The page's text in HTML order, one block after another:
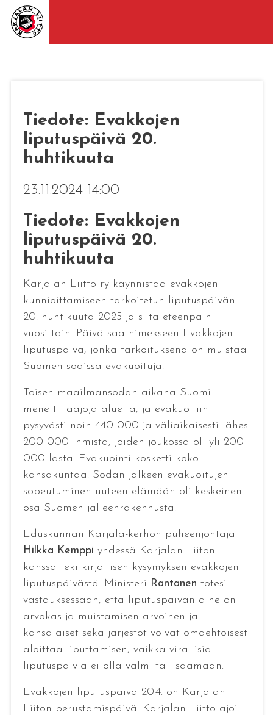
Tiedote: Evakkojen
liputuspäivä 20.
huhtikuuta
23.11.2024 14:00
Tiedote: Evakkojen
liputuspäivä 20.
huhtikuuta
Karjalan Liitto ry käynnistää evakkojen
kunnioittamiseen tarkoitetun liputuspäivän
20. huhtikuuta 2025 ja siitä eteenpäin
vuosittain. Päivä saa nimekseen Evakkojen
liputuspäivä, jonka tarkoituksena on muistaa
Suomen sodissa evakuoituja.
Toisen maailmansodan aikana Suomi
menetti laajoja alueita, ja evakuoitiin
pysyvästi noin 440 000 ja väliaikaisesti lähes
200 000 ihmistä, joiden joukossa oli yli 200
000 lasta. Evakuointi kosketti koko
kansakuntaa. Sodan jälkeen evakuoitujen
sopeutuminen uuteen elämään oli keskeinen
osa Suomen jälleenrakennusta.
Eduskunnan Karjala-kerhon puheenjohtaja
Hilkka Kemppi yhdessä Karjalan Liiton
kanssa teki kirjallisen kysymyksen evakkojen
liputuspäivästä. Ministeri Rantanen totesi
vastauksessaan, että liputuspäivän aihe on
arvokas ja muistamisen arvoinen ja
kansalaiset sekä järjestöt voivat omaehtoisesti
aloittaa liputtamisen, vaikka virallisia
liputuspäiviä ei olla valmiita lisäämään.
Evakkojen liputuspäivä 20.4. on Karjalan
Liiton perustamispäivä. Karjalan Liitto ajoi